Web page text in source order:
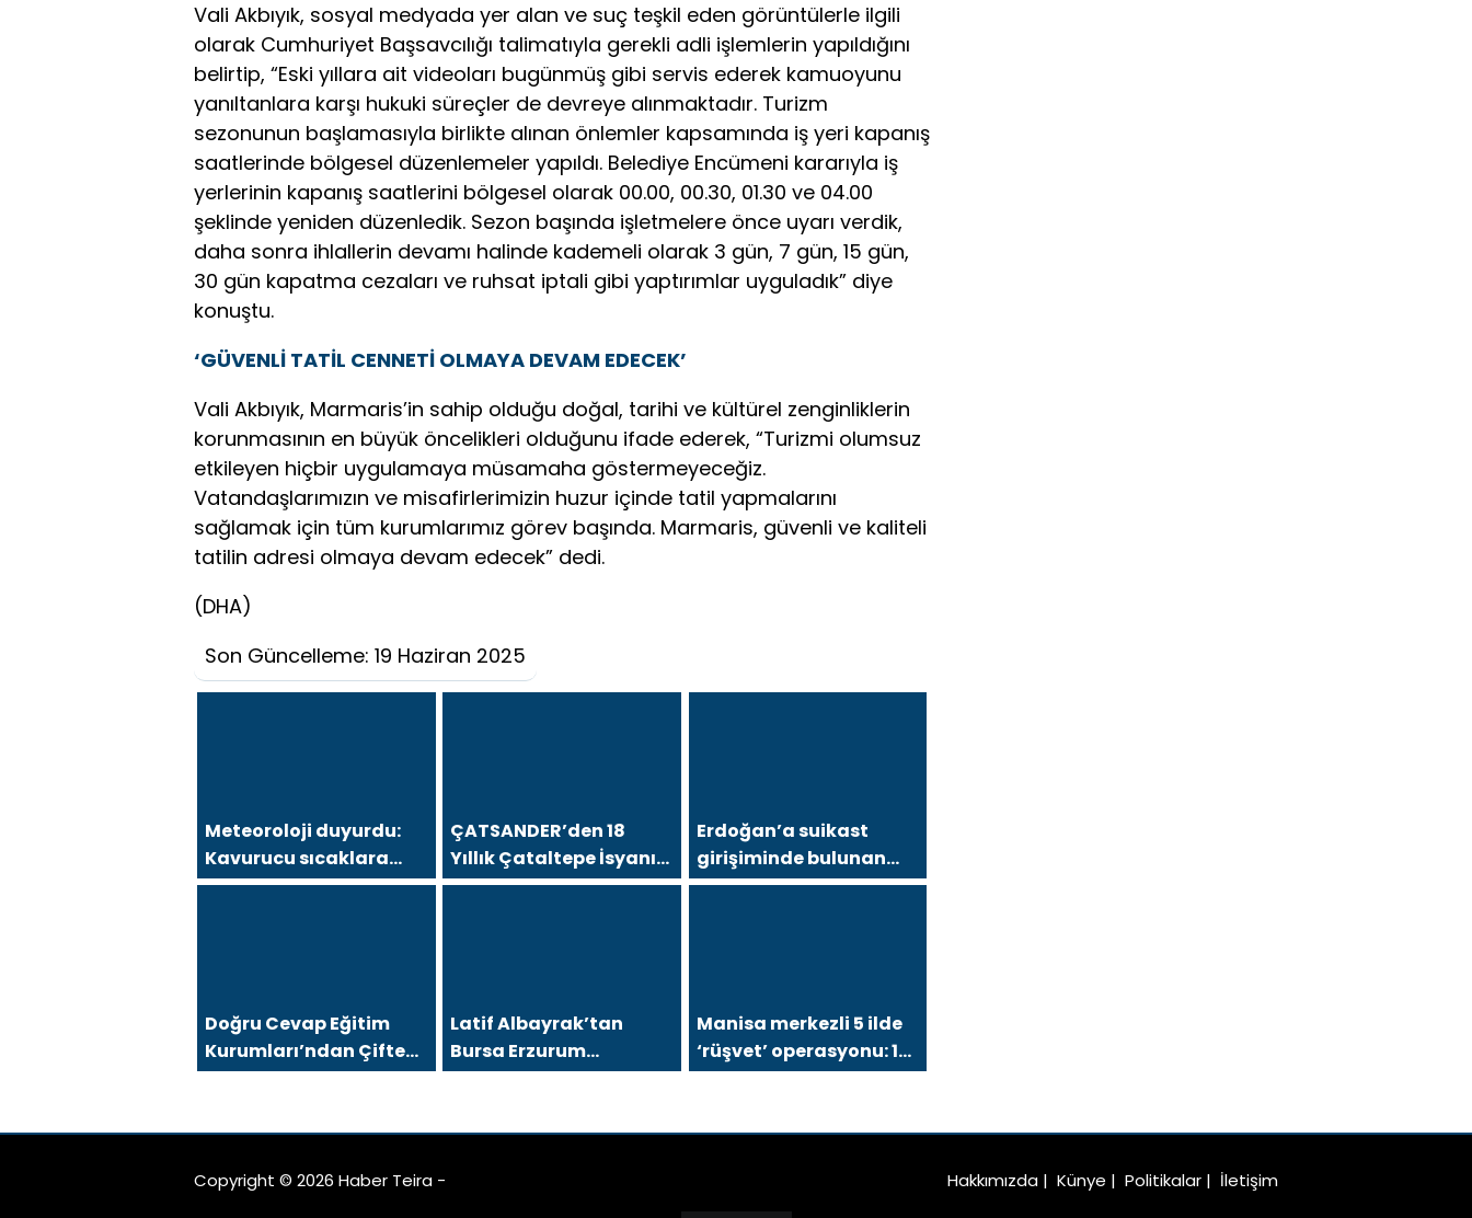
Vali Akbıyık, sosyal medyada yer alan ve suç teşkil eden görüntülerle ilgili
olarak Cumhuriyet Başsavcılığı talimatıyla gerekli adli işlemlerin yapıldığını
belirtip, “Eski yıllara ait videoları bugünmüş gibi servis ederek kamuoyunu
yanıltanlara karşı hukuki süreçler de devreye alınmaktadır. Turizm
sezonunun başlamasıyla birlikte alınan önlemler kapsamında iş yeri kapanış
saatlerinde bölgesel düzenlemeler yapıldı. Belediye Encümeni kararıyla iş
yerlerinin kapanış saatlerini bölgesel olarak 00.00, 00.30, 01.30 ve 04.00
şeklinde yeniden düzenledik. Sezon başında işletmelere önce uyarı verdik,
daha sonra ihlallerin devamı halinde kademeli olarak 3 gün, 7 gün, 15 gün,
30 gün kapatma cezaları ve ruhsat iptali gibi yaptırımlar uyguladık” diye
konuştu.
‘GÜVENLİ TATİL CENNETİ OLMAYA DEVAM EDECEK’
Vali Akbıyık, Marmaris’in sahip olduğu doğal, tarihi ve kültürel zenginliklerin
korunmasının en büyük öncelikleri olduğunu ifade ederek, “Turizmi olumsuz
etkileyen hiçbir uygulamaya müsamaha göstermeyeceğiz.
Vatandaşlarımızın ve misafirlerimizin huzur içinde tatil yapmalarını
sağlamak için tüm kurumlarımız görev başında. Marmaris, güvenli ve kaliteli
tatilin adresi olmaya devam edecek” dedi.
(DHA)
Son Güncelleme: 19 Haziran 2025
Meteoroloji duyurdu:
Kavurucu sıcaklara
sağanak ve rüzgar
ÇATSANDER’den 18
Yıllık Çataltepe İsyanı:
“Bursa Esnafını Kim 18
Erdoğan’a suikast
girişiminde bulunan
FETÖ üyesi yakalandı
Doğru Cevap Eğitim
Kurumları’ndan Çifte
Gurur: LGS Türkiye
1000’e 8 Öğrenci
Latif Albayrak’tan
Bursa Erzurum
Dernekleri Federasyonu
Vizyon: “Daha Güçlü,
Manisa merkezli 5 ilde
‘rüşvet’ operasyonu: 12
şüpheli gözaltında!
Copyright © 2026 Haber Teira - Hakkımızda | Künye | Politikalar | İletişim